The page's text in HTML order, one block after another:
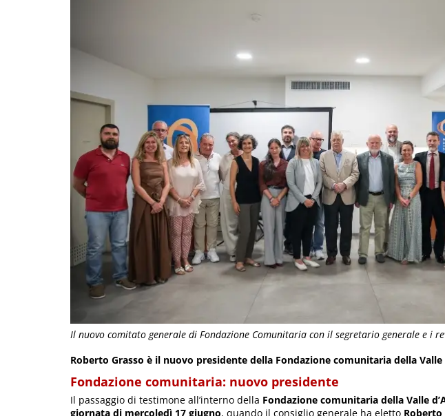
Il nuovo comitato generale di Fondazione Comunitaria con il segretario generale e i
Roberto Grasso è il nuovo presidente della Fondazione comunitaria della Valle
Fondazione comunitaria: nuovo presidente
Il passaggio di testimone all’interno della Fondazione comunitaria della Valle
giornata di mercoledì 17 giugno, quando il consiglio generale ha eletto Roberto